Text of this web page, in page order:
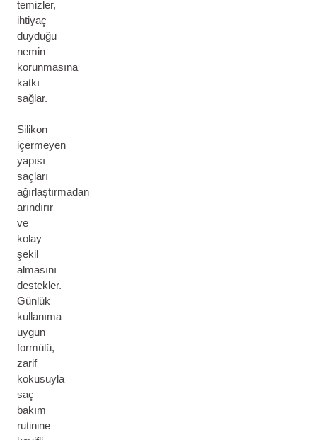
temizler,
ihtiyaç
duyduğu
nemin
korunmasına
katkı
sağlar.
Silikon
içermeyen
yapısı
saçları
ağırlaştırmadan
arındırır
ve
kolay
şekil
almasını
destekler.
Günlük
kullanıma
uygun
formülü,
zarif
kokusuyla
saç
bakım
rutinine